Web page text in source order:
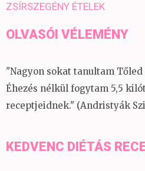
ZSÍRSZEGÉNY ÉTELEK
OLVASÓI VÉLEMÉNY
"Nagyon sokat tanultam
Éhezés nélkül fogytam 5,5
receptjeidnek." (Andristyák
KEDVENC DIÉTÁS